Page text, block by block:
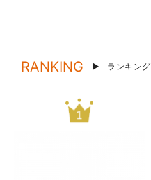
RANKING ランキング